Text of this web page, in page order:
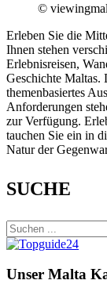
©
Erleben Sie die
Ihnen stehen
Erlebnisreisen,
Geschichte Maltas.
themenbasiertes
Anforderungen
zur Verfügung.
tauchen Sie ein in
Natur der
SUCHE
Unser Malta